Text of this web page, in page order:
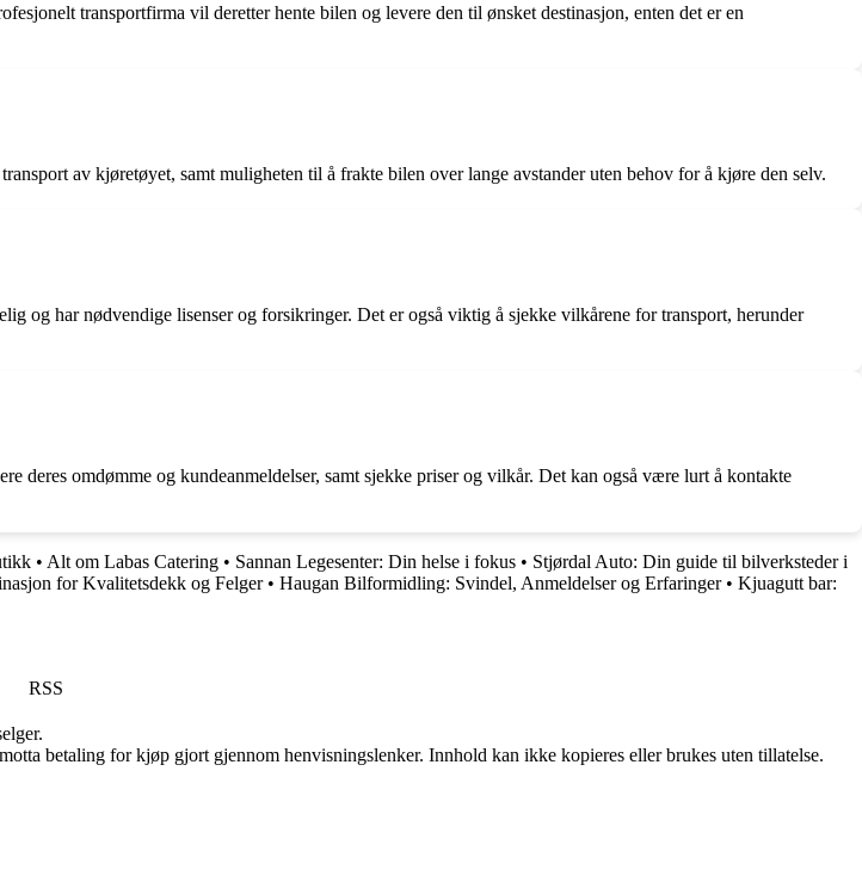
transportfirma vil deretter hente bilen og levere den til ønsket destinasjon, enten det er en
av kjøretøyet, samt muligheten til å frakte bilen over lange avstander uten behov for å kjøre den selv.
og har nødvendige lisenser og forsikringer. Det er også viktig å sjekke vilkårene for transport, herunder
deres omdømme og kundeanmeldelser, samt sjekke priser og vilkår. Det kan også være lurt å kontakte
• Alt om Labas Catering • Sannan Legesenter: Din helse i fokus • Stjørdal Auto: Din guide til bilverksteder i
for Kvalitetsdekk og Felger• Haugan Bilformidling: Svindel, Anmeldelser og Erfaringer• Kjuagutt bar:
RSS
betaling for kjøp gjort gjennom henvisningslenker. Innhold kan ikke kopieres eller brukes uten tillatelse.